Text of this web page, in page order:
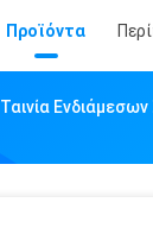
Προϊόντα
Ταινία